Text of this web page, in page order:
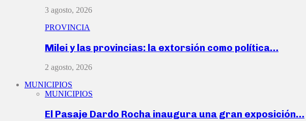
3 agosto, 2026
PROVINCIA
Milei y las provincias: la extorsión como política…
2 agosto, 2026
MUNICIPIOS
MUNICIPIOS
El Pasaje Dardo Rocha inaugura una gran exposición…